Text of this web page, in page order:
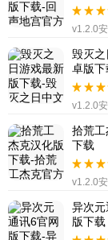
v1.2.0
毁灭
卓版下
v1.2.0
拾荒
下载
v1.2.0
异次
版下载